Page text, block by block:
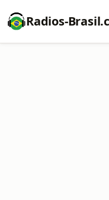
Radios-